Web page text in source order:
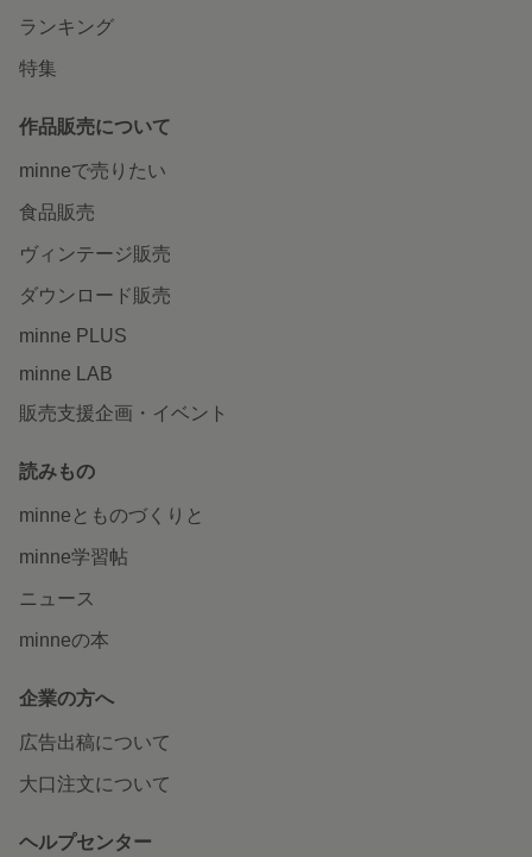
ランキング
特集
作品販売について
minneで売りたい
食品販売
ヴィンテージ販売
ダウンロード販売
minne PLUS
minne LAB
販売支援企画・イベント
読みもの
minneとものづくりと
minne学習帖
ニュース
minneの本
企業の方へ
広告出稿について
大口注文について
ヘルプセンター